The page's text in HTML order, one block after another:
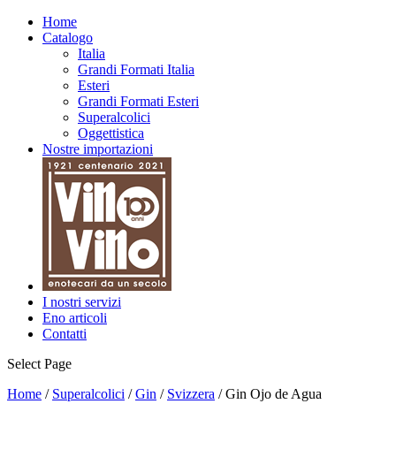
Home
Catalogo
Italia
Grandi Formati Italia
Esteri
Grandi Formati Esteri
Superalcolici
Oggettistica
Nostre importazioni
I nostri servizi
Eno articoli
Contatti
Select Page
Home / Superalcolici /Gin / Svizzera / Gin Ojo de Agua